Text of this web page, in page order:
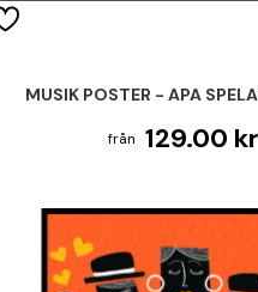
MUSIK POSTER - APA
129.00 kr